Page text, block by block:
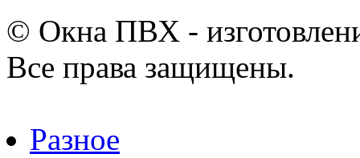
© Окна ПВХ -
Все права защищены.
Разное